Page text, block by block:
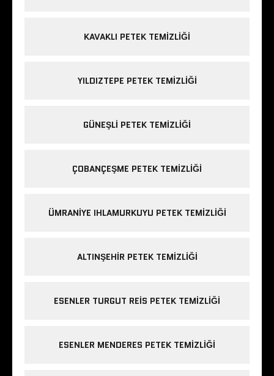
KAVAKLI PETEK TEMIZLIĞI
YILDIZTEPE PETEK TEMIZLIĞI
GÜNEŞLI PETEK TEMIZLIĞI
ÇOBANÇEŞME PETEK TEMIZLIĞI
ÜMRANIYE IHLAMURKUYU PETEK TEMIZLIĞI
ALTINŞEHIR PETEK TEMIZLIĞI
ESENLER TURGUT REIS PETEK TEMIZLIĞI
ESENLER MENDERES PETEK TEMIZLIĞI